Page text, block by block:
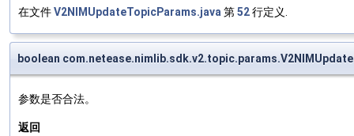
在文件V2NIMUpdateTopicParams.java 第52行定义.
boolean
参数是否合法。
返回